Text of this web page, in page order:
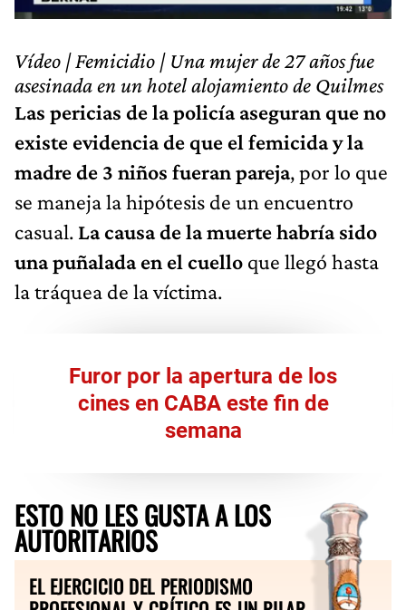
Vídeo | Femicidio | Una mujer de 27 años fue
asesinada en un hotel alojamiento de Quilmes
Las pericias de la policía aseguran que no
existe evidencia de que el femicida y la
madre de 3 niños fueran pareja, por lo que
se maneja la hipótesis de un encuentro
casual. La causa de la muerte habría sido
una puñalada en el cuello que llegó hasta
la tráquea de la víctima.
Furor por la apertura de los
cines en CABA este fin de
semana
ESTO NO LES GUSTA A LOS
AUTORITARIOS
EL EJERCICIO DEL PERIODISMO